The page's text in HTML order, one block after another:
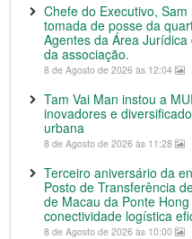
Chefe do Executivo,
tomada de posse da
Agentes da Área
da associação.
8 de Agosto de 2026 às 12:04
Tam Vai Man instou a
inovadores e
urbana
8 de Agosto de 2026 às 11:28
Terceiro aniversário da
Posto de Transferência
de Macau da Ponte
conectividade logística
8 de Agosto de 2026 às 10:00